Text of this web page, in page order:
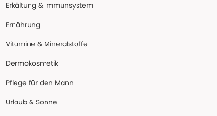
Erkältung & Immunsystem
Ernährung
Vitamine & Mineralstoffe
Dermokosmetik
Pflege für den Mann
Urlaub & Sonne